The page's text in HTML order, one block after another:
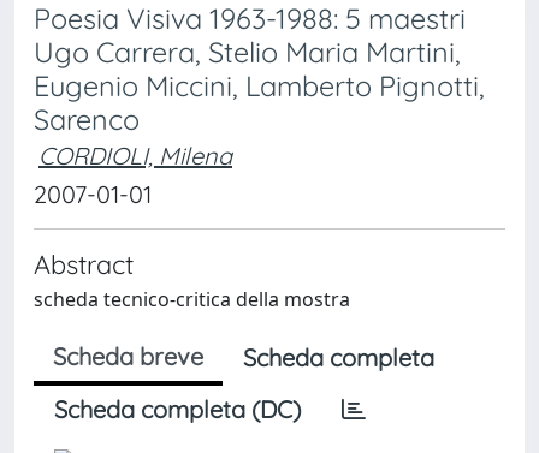
Poesia Visiva 1963-1988: 5 maestri
Ugo Carrera, Stelio Maria Martini,
Eugenio Miccini, Lamberto Pignotti,
Sarenco
CORDIOLI, Milena
2007-01-01
Abstract
scheda tecnico-critica della mostra
Scheda breve
Scheda completa
Scheda completa (DC)